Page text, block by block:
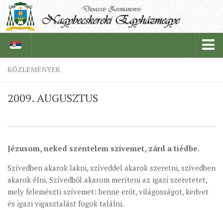
PÜSPÖK
EGYHÁZMEGYEI LEVÉLTÁR
LELKIPÁSZTOROK
SZERZETESRENDEK
IN MEMORIAM
KÖZLEMÉNYEK
2009. AUGUSZTUS
Jézusom, neked szentelem szívemet, zárd a tiédbe.
Szívedben akarok lakni, szíveddel akarok szeretni, szívedben
akarok élni. Szívedből akarom meríteni az igazi szeretetet,
mely felemészti szívemet: benne erőt, világosságot, kedvet
és igazi vigasztalást fogok találni.